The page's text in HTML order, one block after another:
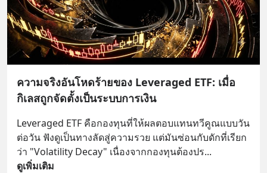
ความจริงอันโหดร้ายของ Leveraged ETF: เมื่อ
กิเลสถูกจัดตั้งเป็นระบบการเงิน
Leveraged ETF คือกองทุนที่ให้ผลตอบแทนทวีคูณแบบวัน
ต่อวัน ฟังดูเป็นทางลัดสู่ความรวย แต่มันซ่อนกับดักที่เรียก
ว่า "Volatility Decay" เนื่องจากกองทุนต้องปร...
ดูเพิ่มเติม